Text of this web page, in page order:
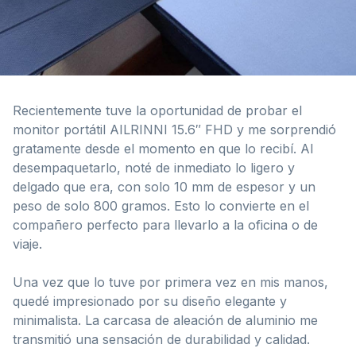
Recientemente tuve la oportunidad de probar el
monitor portátil AILRINNI 15.6″ FHD y me sorprendió
gratamente desde el momento en que lo recibí. Al
desempaquetarlo, noté de inmediato lo ligero y
delgado que era, con solo 10 mm de espesor y un
peso de solo 800 gramos. Esto lo convierte en el
compañero perfecto para llevarlo a la oficina o de
viaje.
Una vez que lo tuve por primera vez en mis manos,
quedé impresionado por su diseño elegante y
minimalista. La carcasa de aleación de aluminio me
transmitió una sensación de durabilidad y calidad.